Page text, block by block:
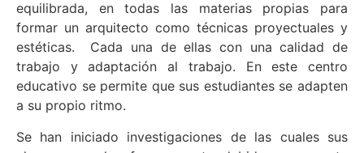
equilibrada, en todas las materias propias para
formar un arquitecto como técnicas proyectuales y
estéticas. Cada una de ellas con una calidad de
trabajo y adaptación al trabajo. En este centro
educativo se permite que sus estudiantes se adapten
a su propio ritmo.
Se han iniciado investigaciones de las cuales sus